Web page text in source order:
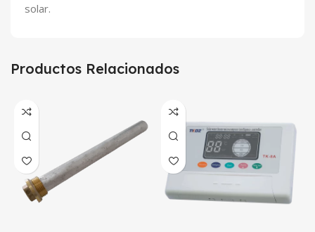
solar.
Productos Relacionados